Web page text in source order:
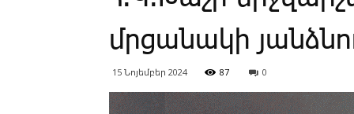
մրցանակի
15 Նոյեմբեր 2024 87 0